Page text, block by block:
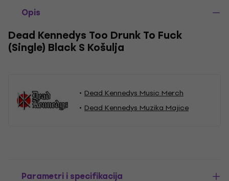
Opis
Dead Kennedys Too Drunk To Fuck
(Single) Black S Košulja
Dead Kennedys Music Merch
Dead Kennedys Muzika Majice
Parametri i specifikacija